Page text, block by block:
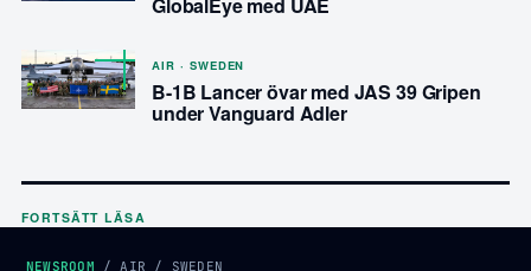
AIR · SWEDEN
B-1B Lancer övar med JAS 39 Gripen
under Vanguard Adler
FORTSÄTT LÄSA
NEWSROOM /AIR / SWEDEN